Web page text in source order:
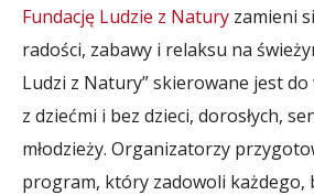
Fundację Ludzie z Natury zamieni
radości, zabawy i relaksu na
Ludzi z Natury” skierowane jest
z dziećmi i bez dzieci, dorosłych,
młodzieży. Organizatorzy
program, który zadowoli każdego,